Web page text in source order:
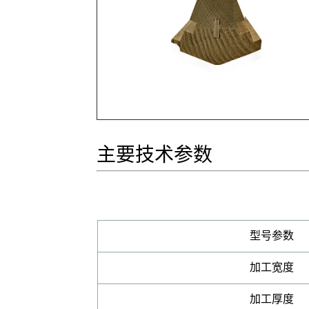
主要技术参数
型号参数
加工宽度
加工厚度